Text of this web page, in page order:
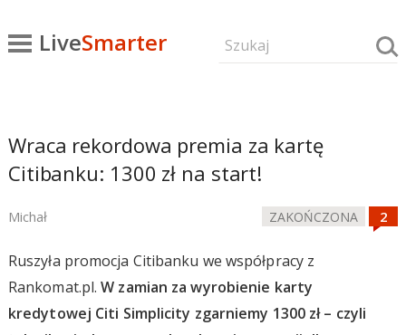
LiveSmarter
Wraca rekordowa premia za kartę
Citibanku: 1300 zł na start!
Michał ZAKOŃCZONA
Ruszyła promocja Citibanku we współpracy z
Rankomat.pl.W zamian za wyrobienie karty
kredytowej Citi Simplicity zgarniemy 1300 zł – czyli